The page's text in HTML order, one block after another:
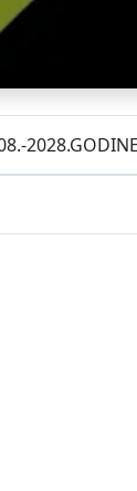
2028.GODINE